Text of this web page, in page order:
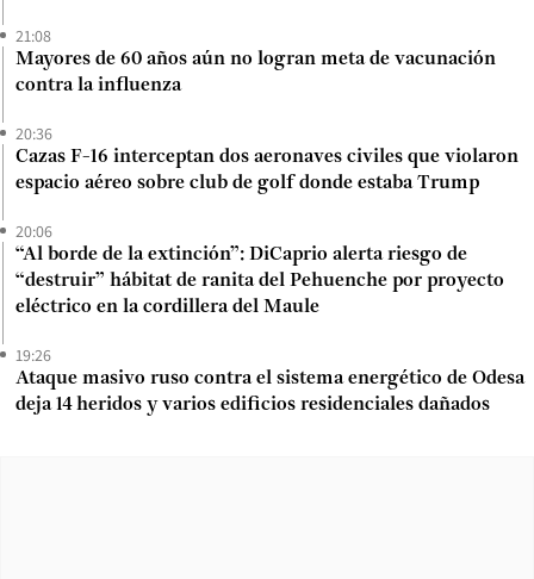
21:08
Mayores de 60 años aún no logran meta de vacunación
contra la influenza
20:36
Cazas F-16 interceptan dos aeronaves civiles que violaron
espacio aéreo sobre club de golf donde estaba Trump
20:06
“Al borde de la extinción”: DiCaprio alerta riesgo de
“destruir” hábitat de ranita del Pehuenche por proyecto
eléctrico en la cordillera del Maule
19:26
Ataque masivo ruso contra el sistema energético de Odesa
deja 14 heridos y varios edificios residenciales dañados